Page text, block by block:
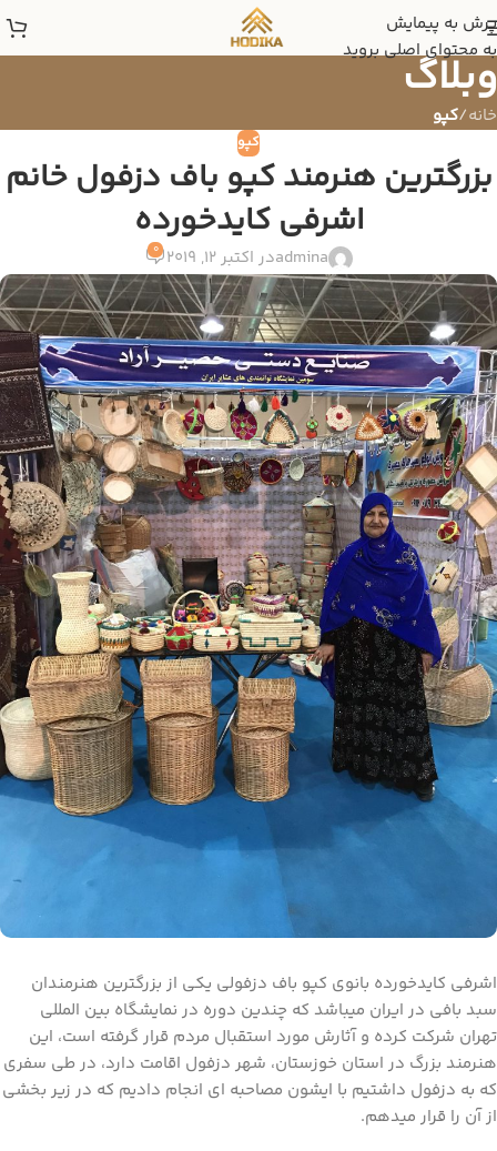
پرش به پیمایش
به محتوای اصلی بروید
وبلاگ
خانه/کپو
کپو
بزرگترین هنرمند کپو باف دزفول خانم
اشرفی کایدخورده
adminaدر اکتبر 12, 2019 0
اشرفی کایدخورده بانوی کپو باف دزفولی یکی از بزرگترین هنرمندان
سبد بافی در ایران میباشد که چندین دوره در نمایشگاه بین المللی
تهران شرکت کرده و آثارش مورد استقبال مردم قرار گرفته است، این
هنرمند بزرگ در استان خوزستان، شهر دزفول اقامت دارد، در طی سفری
که به دزفول داشتیم با ایشون مصاحبه ای انجام دادیم که در زیر بخشی
از آن را قرار میدهم.